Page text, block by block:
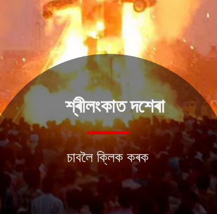
শ্ৰীলংকাত দশেৰা
চাবলৈ ক্লিক কৰক